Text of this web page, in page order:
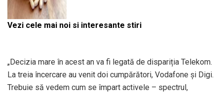
Vezi cele mai noi si interesante stiri
„Decizia mare în acest an va fi legată de dispariția Telekom.
La treia încercare au venit doi cumpărători, Vodafone și Digi.
Trebuie să vedem cum se împart activele – spectrul,